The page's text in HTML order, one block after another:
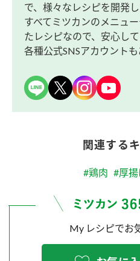
で、様々なレシピを開発し
すべてミツカンのメニュ
たレシピなので、安心し
各種公式SNSアカウントも
関連する
#鶏肉 #厚揚
My レシピでお